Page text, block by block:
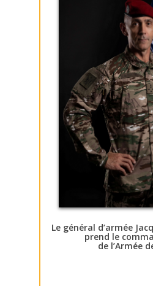
Le général d’armée
prend le
de l’Armée